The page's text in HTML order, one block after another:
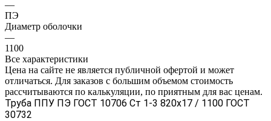
—
ПЭ
Диаметр оболочки
—
1100
Все характеристики
Цена на сайте не является публичной офертой и может
отличаться. Для заказов с большим объемом стоимость
рассчитываются по калькуляции, по приятным для вас ценам.
Труба ППУ ПЭ ГОСТ 10706 Ст 1-3 820x17 / 1100 ГОСТ
30732